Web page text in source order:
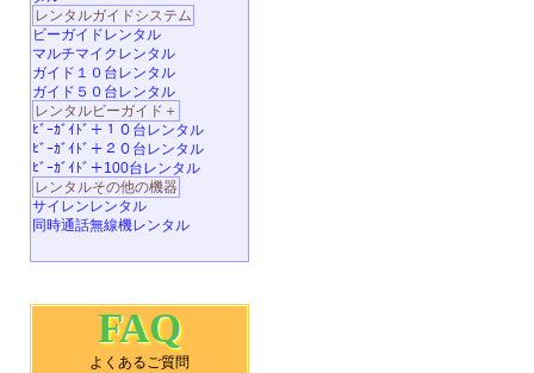
レンタルガイドシステム
ビーガイドレンタル
マルチマイクレンタル
ガイド１０台レンタル
ガイド５０台レンタル
レンタルビーガイド＋
ﾋﾞｰｶﾞｲﾄﾞ＋１０台レンタル
ﾋﾞｰｶﾞｲﾄﾞ＋２０台レンタル
ﾋﾞｰｶﾞｲﾄﾞ＋100台レンタル
レンタルその他の機器
サイレンレンタル
同時通話無線機レンタル
FAQ
よくあるご質問